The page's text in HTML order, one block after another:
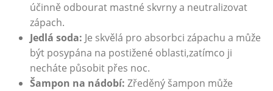
účinně odbourat mastné skvrny a neutralizovat
zápach.
Jedlá soda: Je skvělá pro absorbci zápachu a může
být posypána na postižené oblasti,zatímco ji
necháte působit přes noc.
Šampon na nádobí: Zředěný šampon může